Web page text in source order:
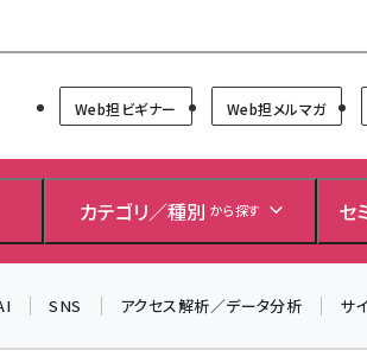
当者Forum
Web担ビギナー Web担メルマガ
カテゴリ／種別 から探す セ
SNS アクセス解析／データ分析 サ
生成AIをマーケティング等に活用
るセミナーイベント「生成AI × マー
2026」開催！
▼申し込みはこちらから▼